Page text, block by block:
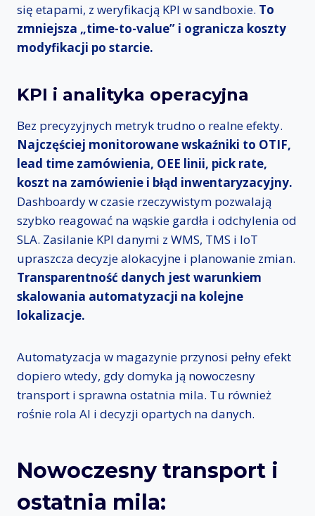
się etapami, z weryfikacją KPI w sandboxie. To
zmniejsza „time-to-value” i ogranicza koszty
modyfikacji po starcie.
KPI i analityka operacyjna
Bez precyzyjnych metryk trudno o realne efekty.
Najczęściej monitorowane wskaźniki to OTIF,
lead time zamówienia, OEE linii, pick rate,
koszt na zamówienie i błąd inwentaryzacyjny.
Dashboardy w czasie rzeczywistym pozwalają
szybko reagować na wąskie gardła i odchylenia od
SLA. Zasilanie KPI danymi z WMS, TMS i IoT
upraszcza decyzje alokacyjne i planowanie zmian.
Transparentność danych jest warunkiem
skalowania automatyzacji na kolejne
lokalizacje.
Automatyzacja w magazynie przynosi pełny efekt
dopiero wtedy, gdy domyka ją nowoczesny
transport i sprawna ostatnia mila. Tu również
rośnie rola AI i decyzji opartych na danych.
Nowoczesny transport i
ostatnia mila: